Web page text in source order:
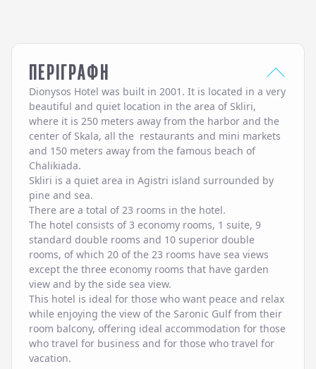
ΠΕΡΙΓΡΑΦΗ
Dionysos Hotel was built in 2001. It is located in a very
beautiful and quiet location in the area of ​​Skliri,
where it is 250 meters away from the harbor and the
center of Skala, all the restaurants and mini markets
and 150 meters away from the famous beach of
Chalikiada.
Skliri is a quiet area in Agistri island surrounded by
pine and sea.
There are a total of 23 rooms in the hotel.
The hotel consists of 3 economy rooms, 1 suite, 9
standard double rooms and 10 superior double
rooms, of which 20 of the 23 rooms have sea views
except the three economy rooms that have garden
view and by the side sea view.
This hotel is ideal for those who want peace and relax
while enjoying the view of the Saronic Gulf from their
room balcony, offering ideal accommodation for those
who travel for business and for those who travel for
vacation.